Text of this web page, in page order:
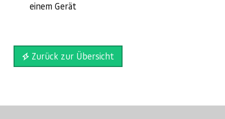
einem Gerät
Zurück zur Übersicht